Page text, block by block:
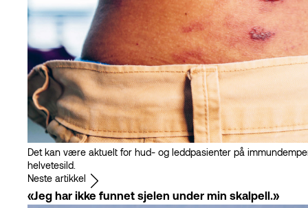
Det kan være aktuelt for hud- og leddpasienter på
helvetesild.
Neste artikkel
«Jeg har ikke funnet sjelen under min skalpell.»